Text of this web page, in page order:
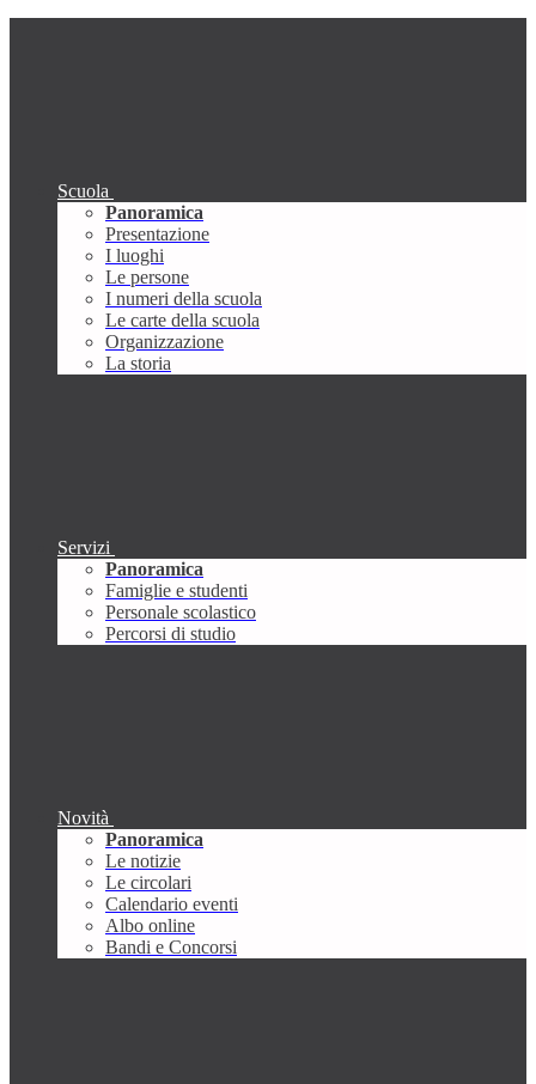
Scuola
Panoramica
Presentazione
I luoghi
Le persone
I numeri della scuola
Le carte della scuola
Organizzazione
La storia
Servizi
Panoramica
Famiglie e studenti
Personale scolastico
Percorsi di studio
Novità
Panoramica
Le notizie
Le circolari
Calendario eventi
Albo online
Bandi e Concorsi